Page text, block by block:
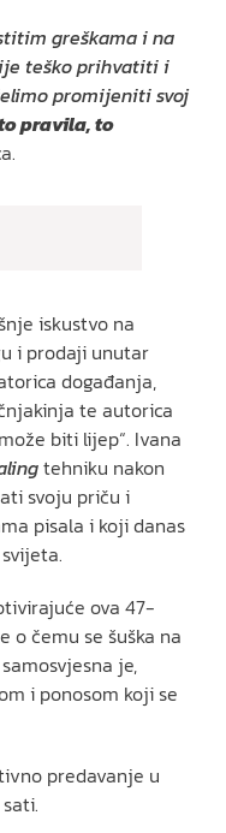
greškama i na
teško prihvatiti i
promijeniti svoj
pravila, to
iskustvo na
i prodaji unutar
događanja,
te autorica
biti lijep“. Ivana
tehniku nakon
svoju priču i
pisala i koji danas
ova 47-
o čemu se šuška na
je,
i ponosom koji se
predavanje u